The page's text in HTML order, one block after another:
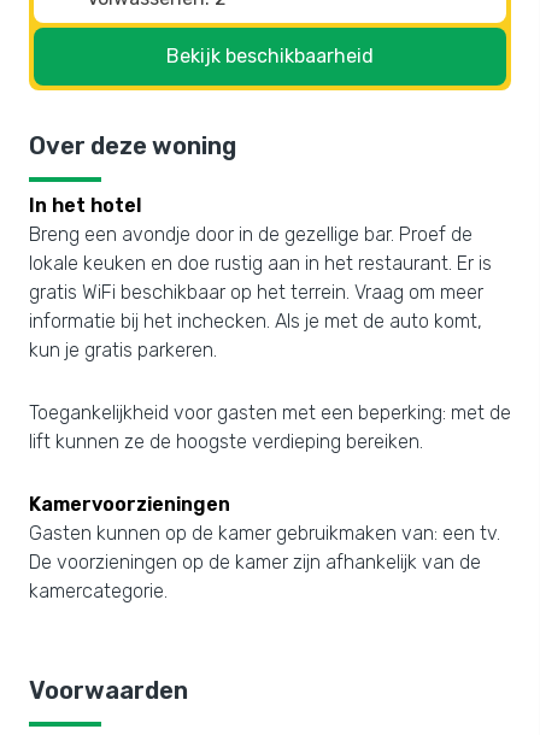
Bekijk beschikbaarheid
Over deze woning
In het hotel
Breng een avondje door in de gezellige bar. Proef de
lokale keuken en doe rustig aan in het restaurant. Er is
gratis WiFi beschikbaar op het terrein. Vraag om meer
informatie bij het inchecken. Als je met de auto komt,
kun je gratis parkeren.
Toegankelijkheid voor gasten met een beperking: met de
lift kunnen ze de hoogste verdieping bereiken.
Kamervoorzieningen
Gasten kunnen op de kamer gebruikmaken van: een tv.
De voorzieningen op de kamer zijn afhankelijk van de
kamercategorie.
Voorwaarden